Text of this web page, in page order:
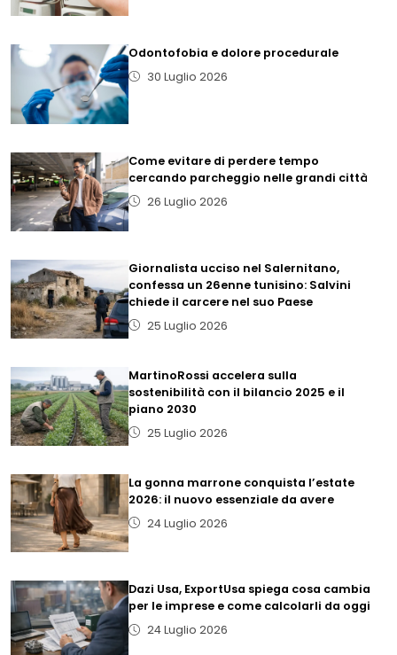
Odontofobia e dolore procedurale
30 Luglio 2026
Come evitare di perdere tempo
cercando parcheggio nelle grandi città
26 Luglio 2026
Giornalista ucciso nel Salernitano,
confessa un 26enne tunisino: Salvini
chiede il carcere nel suo Paese
25 Luglio 2026
MartinoRossi accelera sulla
sostenibilità con il bilancio 2025 e il
piano 2030
25 Luglio 2026
La gonna marrone conquista l’estate
2026: il nuovo essenziale da avere
24 Luglio 2026
Dazi Usa, ExportUsa spiega cosa cambia
per le imprese e come calcolarli da oggi
24 Luglio 2026